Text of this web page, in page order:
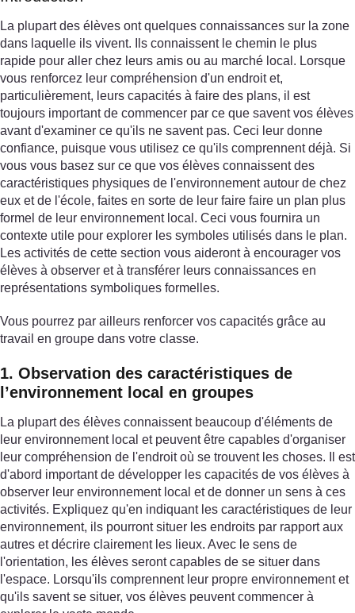
La plupart des élèves ont quelques connaissances sur la zone
dans laquelle ils vivent. Ils connaissent le chemin le plus
rapide pour aller chez leurs amis ou au marché local. Lorsque
vous renforcez leur compréhension d'un endroit et,
particulièrement, leurs capacités à faire des plans, il est
toujours important de commencer par ce que savent vos élèves
avant d'examiner ce qu'ils ne savent pas. Ceci leur donne
confiance, puisque vous utilisez ce qu'ils comprennent déjà. Si
vous vous basez sur ce que vos élèves connaissent des
caractéristiques physiques de l'environnement autour de chez
eux et de l'école, faites en sorte de leur faire faire un plan plus
formel de leur environnement local. Ceci vous fournira un
contexte utile pour explorer les symboles utilisés dans le plan.
Les activités de cette section vous aideront à encourager vos
élèves à observer et à transférer leurs connaissances en
représentations symboliques formelles.
Vous pourrez par ailleurs renforcer vos capacités grâce au
travail en groupe dans votre classe.
1. Observation des caractéristiques de
l’environnement local en groupes
La plupart des élèves connaissent beaucoup d'éléments de
leur environnement local et peuvent être capables d'organiser
leur compréhension de l'endroit où se trouvent les choses. Il est
d'abord important de développer les capacités de vos élèves à
observer leur environnement local et de donner un sens à ces
activités. Expliquez qu'en indiquant les caractéristiques de leur
environnement, ils pourront situer les endroits par rapport aux
autres et décrire clairement les lieux. Avec le sens de
l'orientation, les élèves seront capables de se situer dans
l'espace. Lorsqu'ils comprennent leur propre environnement et
qu'ils savent se situer, vos élèves peuvent commencer à